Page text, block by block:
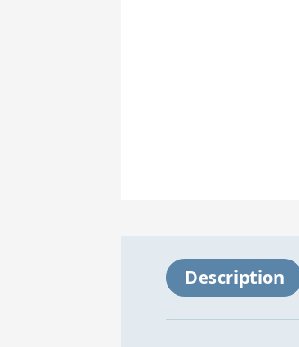
Description